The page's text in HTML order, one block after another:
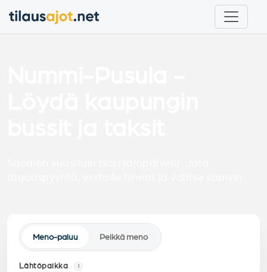
Meno-paluu Pelkkä meno
Lähtöpaikka i